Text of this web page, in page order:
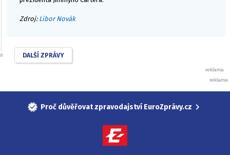
Zdroj: Libor Novák
DALŠÍ ZPRÁVY
Proč důvěřovat zpravodajství EuroZprávy.cz